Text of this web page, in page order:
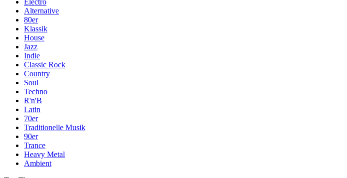
Electro
Alternative
80er
Klassik
House
Jazz
Indie
Classic Rock
Country
Soul
Techno
R'n'B
Latin
70er
Traditionelle Musik
90er
Trance
Heavy Metal
Ambient